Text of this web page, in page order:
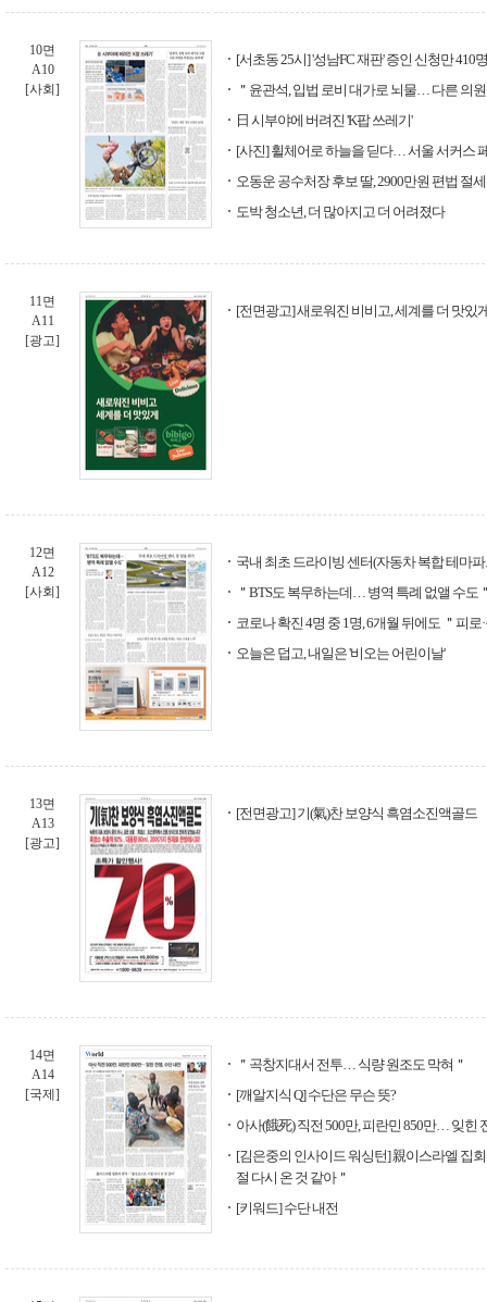
10면
A10
[사회]
[서초동 25시] '성남FC 재판' 증인 신청만 410명
＂윤관석, 입법 로비 대가로 뇌물… 다른 의
日 시부야에 버려진 'K팝 쓰레기'
[사진] 휠체어로 하늘을 딛다… 서울 서커스
오동운 공수처장 후보 딸, 2900만원 편법 절
도박 청소년, 더 많아지고 더 어려졌다
11면
A11
[광고]
[전면광고] 새로워진 비비고, 세계를 더 맛있
12면
A12
[사회]
국내 최초 드라이빙 센터(자동차 복합 테마파
＂BTS도 복무하는데… 병역 특례 없앨 수도
코로나 확진 4명 중 1명, 6개월 뒤에도 ＂피로
오늘은 덥고, 내일은 '비오는 어린이날'
13면
A13
[광고]
[전면광고] 기(氣)찬 보양식 흑염소진액골드
14면
A14
[국제]
＂곡창지대서 전투… 식량 원조도 막혀＂
[깨알지식 Q] 수단은 무슨 뜻?
아사(餓死) 직전 500만, 피란민 850만… 잊힌
[김은중의 인사이드 워싱턴] 親이스라엘 집
절 다시 온 것 같아＂
[키워드] 수단 내전